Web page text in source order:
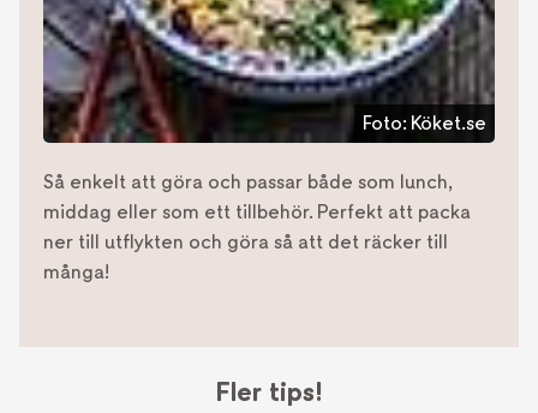
Foto: Köket.se
Så enkelt att göra och passar både som lunch,
middag eller som ett tillbehör. Perfekt att packa
ner till utflykten och göra så att det räcker till
många!
Fler tips!